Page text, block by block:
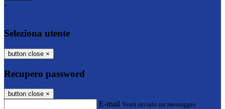
-
Seleziona utente
button close ×
Recupero password
button close ×
E-mail Verrà inviato un messaggio